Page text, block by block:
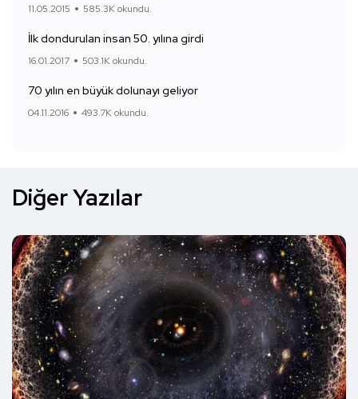
11.05.2015 585.3K okundu.
İlk dondurulan insan 50. yılına girdi
16.01.2017 503.1K okundu.
70 yılın en büyük dolunayı geliyor
04.11.2016 493.7K okundu.
Diğer Yazılar